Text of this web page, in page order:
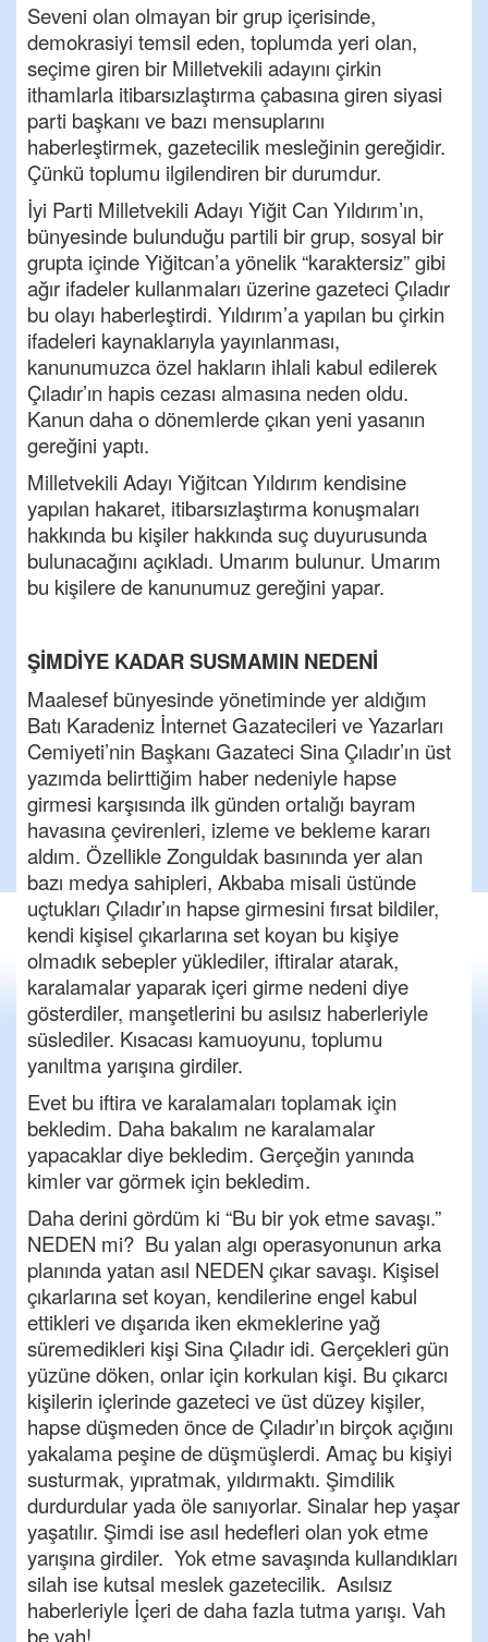
Seveni olan olmayan bir grup içerisinde,
demokrasiyi temsil eden, toplumda yeri olan,
seçime giren bir Milletvekili adayını çirkin
ithamlarla itibarsızlaştırma çabasına giren siyasi
parti başkanı ve bazı mensuplarını
haberleştirmek, gazetecilik mesleğinin gereğidir.
Çünkü toplumu ilgilendiren bir durumdur.
İyi Parti Milletvekili Adayı Yiğit Can Yıldırım’ın,
bünyesinde bulunduğu partili bir grup, sosyal bir
grupta içinde Yiğitcan’a yönelik “karaktersiz” gibi
ağır ifadeler kullanmaları üzerine gazeteci Çıladır
bu olayı haberleştirdi. Yıldırım’a yapılan bu çirkin
ifadeleri kaynaklarıyla yayınlanması,
kanunumuzca özel hakların ihlali kabul edilerek
Çıladır’ın hapis cezası almasına neden oldu.
Kanun daha o dönemlerde çıkan yeni yasanın
gereğini yaptı.
Milletvekili Adayı Yiğitcan Yıldırım kendisine
yapılan hakaret, itibarsızlaştırma konuşmaları
hakkında bu kişiler hakkında suç duyurusunda
bulunacağını açıkladı. Umarım bulunur. Umarım
bu kişilere de kanunumuz gereğini yapar.
ŞİMDİYE KADAR SUSMAMIN NEDENİ
Maalesef bünyesinde yönetiminde yer aldığım
Batı Karadeniz İnternet Gazatecileri ve Yazarları
Cemiyeti’nin Başkanı Gazateci Sina Çıladır’ın üst
yazımda belirttiğim haber nedeniyle hapse
girmesi karşısında ilk günden ortalığı bayram
havasına çevirenleri, izleme ve bekleme kararı
aldım. Özellikle Zonguldak basınında yer alan
bazı medya sahipleri, Akbaba misali üstünde
uçtukları Çıladır’ın hapse girmesini fırsat bildiler,
kendi kişisel çıkarlarına set koyan bu kişiye
olmadık sebepler yüklediler, iftiralar atarak,
karalamalar yaparak içeri girme nedeni diye
gösterdiler, manşetlerini bu asılsız haberleriyle
süslediler. Kısacası kamuoyunu, toplumu
yanıltma yarışına girdiler.
Evet bu iftira ve karalamaları toplamak için
bekledim. Daha bakalım ne karalamalar
yapacaklar diye bekledim. Gerçeğin yanında
kimler var görmek için bekledim.
Daha derini gördüm ki “Bu bir yok etme savaşı.”
NEDEN mi? Bu yalan algı operasyonunun arka
planında yatan asıl NEDEN çıkar savaşı. Kişisel
çıkarlarına set koyan, kendilerine engel kabul
ettikleri ve dışarıda iken ekmeklerine yağ
süremedikleri kişi Sina Çıladır idi. Gerçekleri gün
yüzüne döken, onlar için korkulan kişi. Bu çıkarcı
kişilerin içlerinde gazeteci ve üst düzey kişiler,
hapse düşmeden önce de Çıladır’ın birçok açığını
yakalama peşine de düşmüşlerdi. Amaç bu kişiyi
susturmak, yıpratmak, yıldırmaktı. Şimdilik
durdurdular yada öle sanıyorlar. Sinalar hep yaşar
yaşatılır. Şimdi ise asıl hedefleri olan yok etme
yarışına girdiler. Yok etme savaşında kullandıkları
silah ise kutsal meslek gazetecilik. Asılsız
haberleriyle İçeri de daha fazla tutma yarışı. Vah
be vah!